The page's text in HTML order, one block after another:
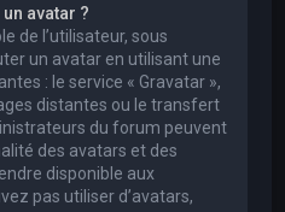
avatar ?
de l’utilisateur, sous
un avatar en utilisant une
: le service « Gravatar »,
distantes ou le transfert
du forum peuvent
des avatars et des
disponible aux
pas utiliser d’avatars,